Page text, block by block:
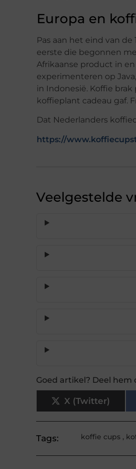
Europa en
Pas aan het eind van
eerste die begonnen
Afrikaanse product in
experimenteren op
in Indonesië. Koffie
koffieplant cadeau gaf.
Dat Nederlanders
https://
Veelgestelde
Goed artikel? Deel hem
X (Twitter)
Tags: koffie cups,